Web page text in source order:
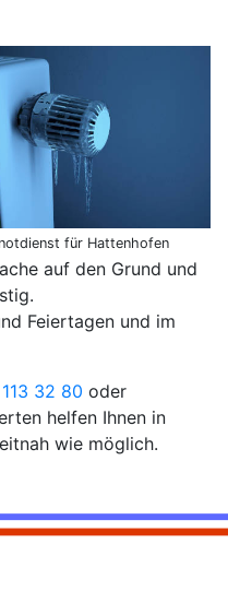
für Hattenhofen
auf den Grund und
Feiertagen und im
32 80 oder
helfen Ihnen in
wie möglich.